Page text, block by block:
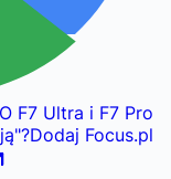
F7 Ultra i F7 Pro
"?Dodaj Focus.pl